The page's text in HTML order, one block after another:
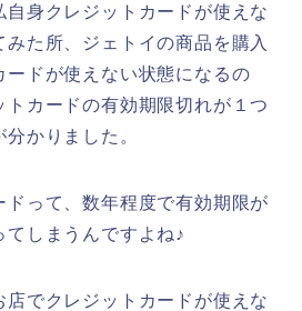
自身クレジットカードが使えな
た所、ジェトイの商品を購入
ードが使えない状態になるの
トカードの有効期限切れが１つ
かりました。
って、数年程度で有効期限が
しまうんですよね♪
店でクレジットカードが使えな